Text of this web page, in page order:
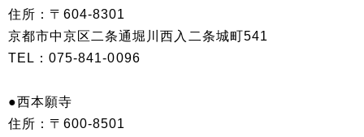
住所：〒604-8301
京都市中京区二条通堀川西入二条城町541
TEL：075-841-0096
●西本願寺
住所：〒600-8501